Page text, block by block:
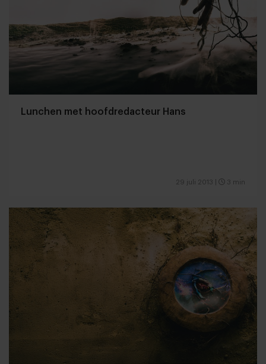
Lunchen met hoofdredacteur Hans
29 juli 2013 3 min